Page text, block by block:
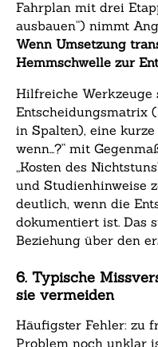
Fahrplan mit drei
ausbauen“) nimmt
Wenn Umsetzung
Hemmschwelle zur
Hilfreiche Werkzeuge
Entscheidungs­matrix
in Spalten), eine
wenn…?“ mit
„Kosten des
und Studienhinweise
deutlich, wenn die
dokumentiert ist. Das
Beziehung über den
6. Typische
sie vermeiden
Häufigster Fehler: zu
Problem noch unklar